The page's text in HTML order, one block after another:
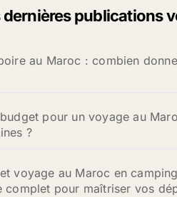
dernières publications
au Maroc : combien
pour un voyage au
?
voyage au Maroc en
complet pour maîtriser vos